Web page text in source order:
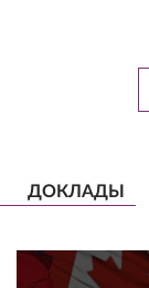
ДОКЛАДЫ